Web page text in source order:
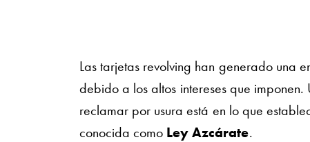
Las tarjetas revolving han generado una
debido a los altos intereses que
reclamar por usura está en lo que
conocida como Ley Azcárate.